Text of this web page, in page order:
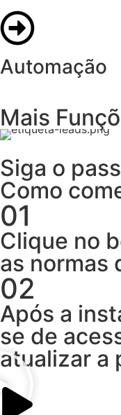
Automação
Mais
Siga o
Como
01
Clique no
as normas
02
Após a
se de
atualizar a